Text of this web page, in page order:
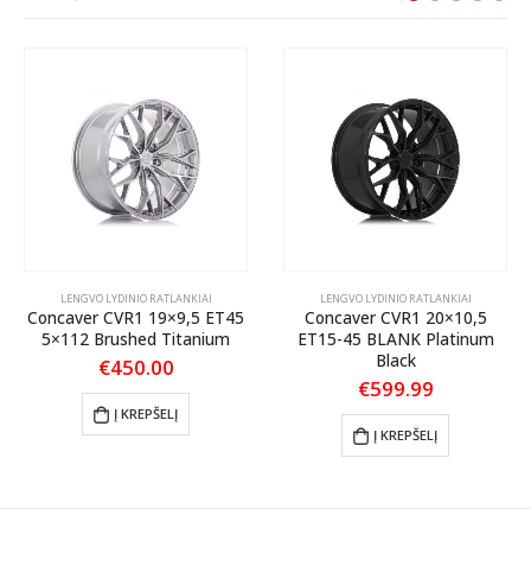
LENGVO LYDINIO RATLANKIAI
Concaver CVR1 19×9,5 ET45
5×112 Brushed Titanium
€450.00
Į KREPŠELĮ
LENGVO LYDINIO RATLANKIAI
Concaver CVR1 20×10,5
ET15-45 BLANK Platinum
Black
€599.99
Į KREPŠELĮ